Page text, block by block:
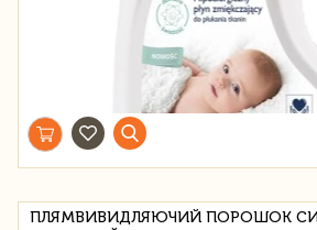
ПЛЯМВИВИДЛЯЮЧИЙ ПОРОШОК